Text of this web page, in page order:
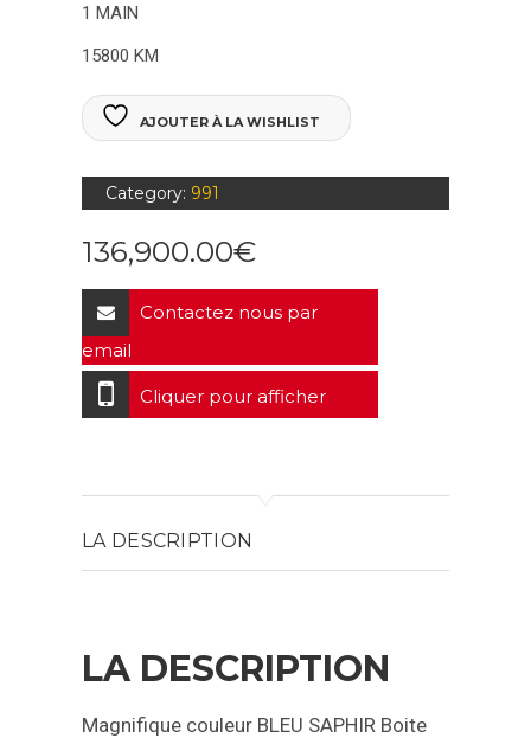
1 MAIN
15800 KM
AJOUTER À LA WISHLIST
Category: 991
136,900.00€
Contactez nous par
email
Cliquer pour afficher
LA DESCRIPTION
LA DESCRIPTION
Magnifique couleur BLEU SAPHIR Boite